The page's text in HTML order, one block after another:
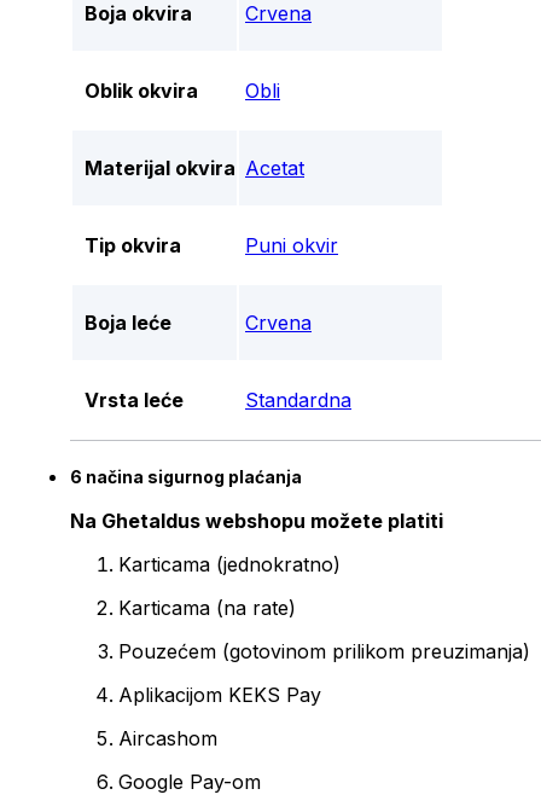
Boja okvira Crvena
Oblik okvira Obli
Materijal okvira Acetat
Tip okvira Puni okvir
Boja leće Crvena
Vrsta leće Standardna
6 načina sigurnog plaćanja
Na Ghetaldus webshopu možete platiti
Karticama (jednokratno)
Karticama (na rate)
Pouzećem (gotovinom prilikom preuzimanja)
Aplikacijom KEKS Pay
Aircashom
Google Pay-om